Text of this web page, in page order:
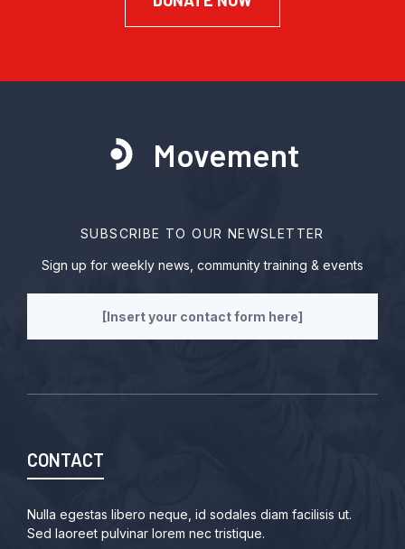
Movement
SUBSCRIBE TO OUR NEWSLETTER
Sign up for weekly news, community training & events
[Insert your contact form here]
CONTACT
Nulla egestas libero neque, id sodales diam facilisis ut.
Sed laoreet pulvinar lorem nec tristique.